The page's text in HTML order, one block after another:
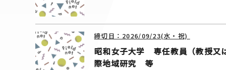
締切日：2026/09/23(水・祝)
昭和女子大学 専任教員（教授又
際地域研究 等